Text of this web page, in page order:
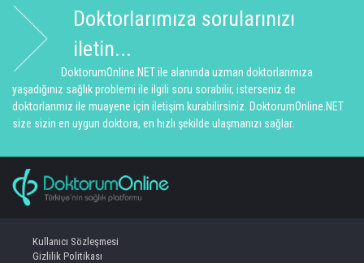
Doktorlarımıza sorularınızı
iletin...
DoktorumOnline.NET ile alanında uzman doktorlarımıza
yaşadığınız sağlık problemi ile ilgili soru sorabilir, isterseniz de
doktorlarımız ile muayene için iletişim kurabilirsiniz. DoktorumOnline.NET
size sizin en uygun doktora, en hızlı şekilde ulaşmanızı sağlar.
Kullanıcı Sözleşmesi
Gizlilik Politikası